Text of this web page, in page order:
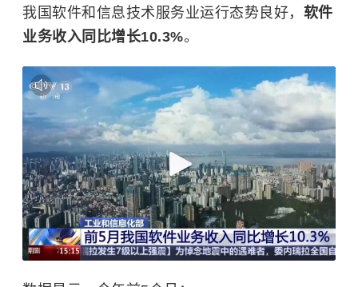
我国软件和信息技术服务业运行态势良好， 软件
业务收入同比增长10.3%。